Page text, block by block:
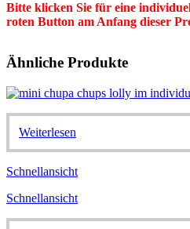
Bitte klicken Sie für eine
roten Button am Anfang dieser
Ähnliche Produkte
Weiterlesen
Schnellansicht
Schnellansicht